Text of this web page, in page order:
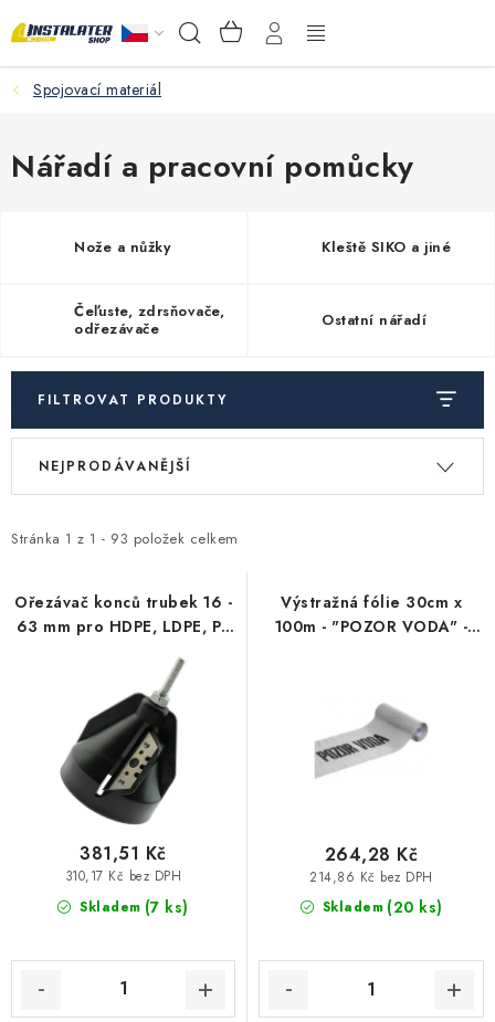
na
Hledat NÁKUPNÍ
KOŠÍK
Podlahové vytápění
Čerpadla a vodárny
Filtrování vody
Zahrada a závlaha
Větrání a rekuperace
Koupelna a sanita
Akce, Slevy
VELKOOBCHOD
PORADŇA
Spojovací materiál
Nářadí a pracovní pomůcky
Nože a nůžky Kleště SIKO a jiné
Čeľuste, zdrsňovače,
odřezávače
Ostatní nářadí
FILTROVAT PRODUKTY
V
i
p
r
Stránka 1 z 1 - 93 položek celkem
Ř
e
í
p
NEJPRODÁVANĚJŠÍ
Ořezávač konců trubek 16 -
63 mm pro HDPE, LDPE, PE
Skladem (7 ks)
310,17 Kč bez DPH
381,51 Kč
Výstražná fólie 30cm x
100m - "POZOR VODA" -
Skladem (20 ks)
214,86 Kč bez DPH
264,28 Kč